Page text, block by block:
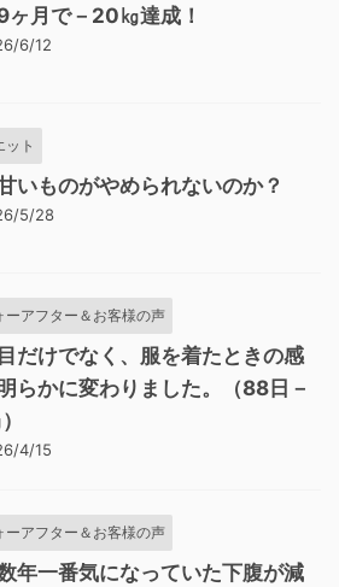
ヶ月で－20㎏達成！
6/12
ット
いものがやめられないのか？
5/28
ーアフター＆お客様の声
だけでなく、服を着たときの感
らかに変わりました。（88日－
4/15
ーアフター＆お客様の声
年一番気になっていた下腹が減